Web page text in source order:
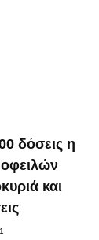
δόσεις η
και